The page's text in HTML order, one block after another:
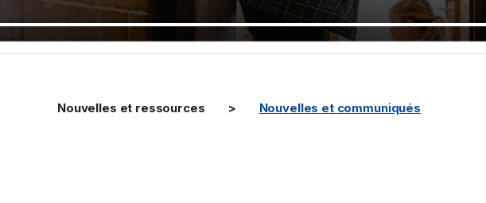
Nouvelles et ressources Nouvelles et communiqués